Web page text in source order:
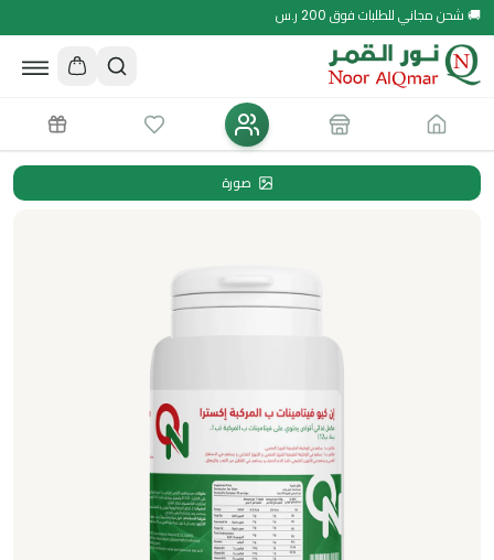
🚚 شحن مجاني للطلبات فوق 200 ر.س
صورة